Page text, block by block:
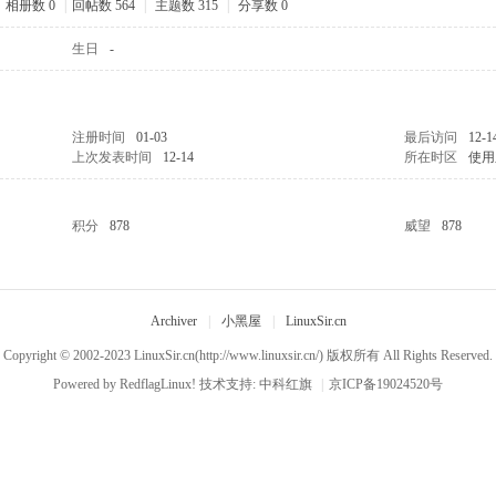
相册数 0 回帖数 564 主题数 315 分享数 0
生日 -
注册时间 01-03 最后访问
12-
上次发表时间
12-14 所在时区 使
积分 878 威望 878
Archiver 小黑屋 LinuxSir.cn
Copyright © 2002-2023 LinuxSir.cn(http://www.linuxsir.cn/) 版权所有 All Rights Reserved.
Powered by RedflagLinux! 技术支持: 中科红旗 京ICP备19024520号